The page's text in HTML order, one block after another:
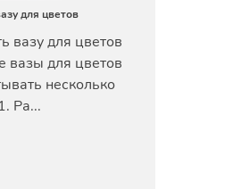
для цветов
вазу для цветов
вазы для цветов
несколько
Ра...